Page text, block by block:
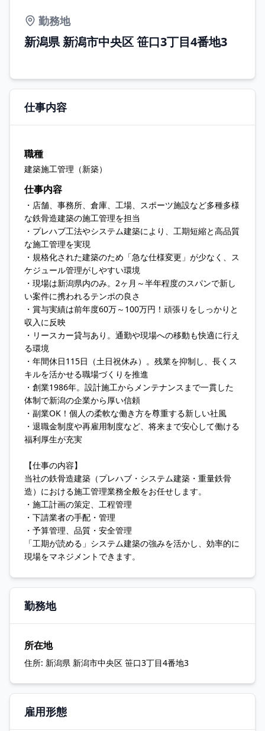
勤務地
新潟県 新潟市中央区 笹口3丁目4番地3
仕事内容
職種
建築施工管理（新築）
仕事内容
・店舗、事務所、倉庫、工場、スポーツ施設など多種多様
な鉄骨造建築の施工管理を担当
・プレハブ工法やシステム建築により、工期短縮と高品質
な施工管理を実現
・規格化された建築のため「急な仕様変更」が少なく、ス
ケジュール管理がしやすい環境
・現場は新潟県内のみ。2ヶ月～半年程度のスパンで新し
い案件に携われるテンポの良さ
・賞与実績は前年度60万～100万円！頑張りをしっかりと
収入に反映
・リースカー貸与あり。通勤や現場への移動も快適に行え
る環境
・年間休日115日（土日祝休み）。残業を抑制し、長くス
キルを活かせる職場づくりを推進
・創業1986年。設計施工からメンテナンスまで一貫した
体制で新潟の企業から厚い信頼
・副業OK！個人の柔軟な働き方を尊重する新しい社風
・退職金制度や再雇用制度など、将来まで安心して働ける
福利厚生が充実
【仕事の内容】
当社の鉄骨造建築（プレハブ・システム建築・重量鉄骨
造）における施工管理業務全般をお任せします。
・施工計画の策定、工程管理
・下請業者の手配・管理
・予算管理、品質・安全管理
「工期が読める」システム建築の強みを活かし、効率的に
現場をマネジメントできます。
勤務地
所在地
住所: 新潟県 新潟市中央区 笹口3丁目4番地3
雇用形態